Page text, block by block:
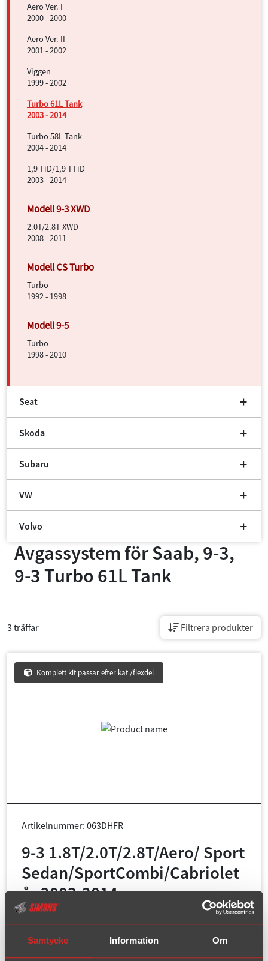
Samtycke Information Om
Aero Ver. I
2000 - 2000
Aero Ver. II
2001 - 2002
Viggen
1999 - 2002
Turbo 61L Tank
2003 - 2014
Turbo 58L Tank
2004 - 2014
1,9 TiD/1,9 TTiD
2003 - 2014
2.0T/2.8T XWD
2008 - 2011
Turbo
1992 - 1998
Turbo
1998 - 2010
Seat
Skoda
Subaru
VW
Volvo
Avgassystem förSaab, 9-3,
9-3 Turbo 61L Tank
3 träffar Filtrera produkter
Komplett kit passar efter kat./flexdel
Artikelnummer: 063DHFR
9-3 1.8T/2.0T/2.8T/Aero/ Sport
Sedan/SportCombi/Cabriolet
år 2003-2014
Stora tanken 61 Liter
Rördiameter:
63,5 mm + 2x54 mm
Ändrör:Duplex 100 mm + 100 mm